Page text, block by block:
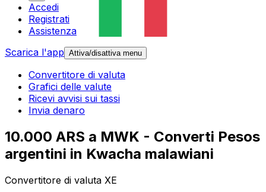
Accedi
Registrati
Assistenza
Scarica l'app Attiva/disattiva menu
Convertitore di valuta
Grafici delle valute
Ricevi avvisi sui tassi
Invia denaro
10.000 ARS a MWK - Converti Pesos
argentini in Kwacha malawiani
Convertitore di valuta XE